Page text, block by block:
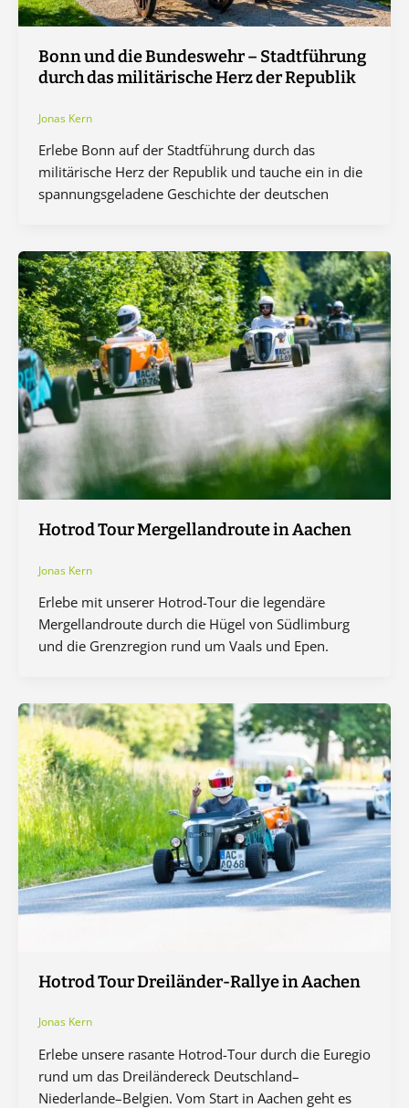
Bonn und die Bundeswehr – Stadtführung
durch das militärische Herz der Republik
Jonas Kern
Erlebe Bonn auf der Stadtführung durch das
militärische Herz der Republik und tauche ein in die
spannungsgeladene Geschichte der deutschen
Hotrod Tour Mergellandroute in Aachen
Jonas Kern
Erlebe mit unserer Hotrod-Tour die legendäre
Mergellandroute durch die Hügel von Südlimburg
und die Grenzregion rund um Vaals und Epen.
Hotrod Tour Dreiländer-Rallye in Aachen
Jonas Kern
Erlebe unsere rasante Hotrod-Tour durch die Euregio
rund um das Dreiländereck Deutschland–
Niederlande–Belgien. Vom Start in Aachen geht es